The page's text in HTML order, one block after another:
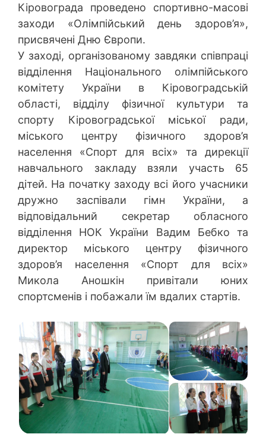
Кіровограда проведено спортивно-масові
заходи «Олімпійський день здоров’я»,
присвячені Дню Європи.
У заході, організованому завдяки співпраці
відділення Національного олімпійського
комітету України в Кіровоградській
області, відділу фізичної культури та
спорту Кіровоградської міської ради,
міського центру фізичного здоров’я
населення «Спорт для всіх» та дирекції
навчального закладу взяли участь 65
дітей. На початку заходу всі його учасники
дружно заспівали гімн України, а
відповідальний секретар обласного
відділення НОК України Вадим Бебко та
директор міського центру фізичного
здоров’я населення «Спорт для всіх»
Микола Аношкін привітали юних
спортсменів і побажали їм вдалих стартів.